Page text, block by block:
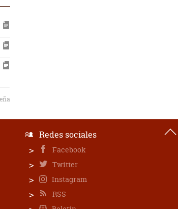
Redes sociales
Facebook
Twitter
Instagram
RSS